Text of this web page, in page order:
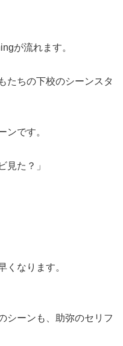
が流れます。
たちの下校のシーンスタ
ンです。
見た？」
くなります。
シーンも、助弥のセリフ